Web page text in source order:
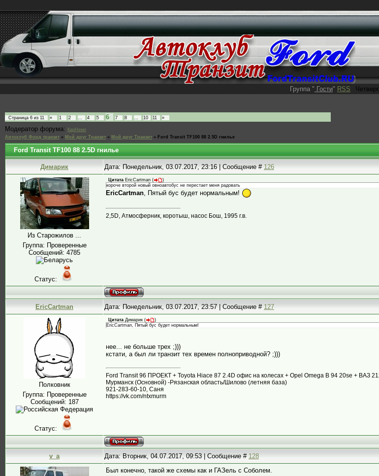
Группа " Гости" RSS
Страница 6 из 11 « 1 2 … 4 5 6 7 8 … 10 11 »
Модератор форума:
КарНемо
Автоклуб Форд транзит » Мой друг Транзит » Мой друг Транзит » Ford Transit TF100 88 2.5D гнилье
Ford Transit TF100 88 2.5D гнилье
Димарик Дата: Понедельник, 03.07.2017, 23:16 | Сообщение #126
Из Старожилов ...
Группа: Проверенные
Сообщений: 4785
Статус:
Цитата EricCartman (
)
короче второй новый овноавтобус не перестает меня радовать
EricCartman , Пятый бус будет нормальным!
2,5D, Атмосферник, коротыш, насос Бош, 1995 г.в.
EricCartman Дата: Понедельник, 03.07.2017, 23:57 | Сообщение #127
Полковник
Группа: Проверенные
Сообщений: 187
Статус:
Цитата Димарик (
)
EricCartman, Пятый бус будет нормальным!
нее... не больше трех ;)))
кстати, а был ли транзит тех времен полноприводной? ;)))
Ford Transit 96 ПРОЕКТ + Toyota Hiace 87 2.4D офис на колесах + Opel Omega B 94 20se + ВАЗ
Мурманск (Основной) -Рязанская область/Шилово (летняя база)
921-283-60-10, Саня
https://vk.com/ntxmurm
v_a Дата: Вторник, 04.07.2017, 09:53 | Сообщение #128
Был конечно, такой же схемы как и ГАЗель с Соболем.